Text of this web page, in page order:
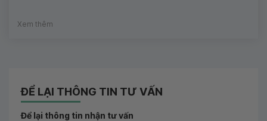
Xem thêm
ĐỂ LẠI THÔNG TIN TƯ VẤN
Để lại thông tin nhận tư vấn